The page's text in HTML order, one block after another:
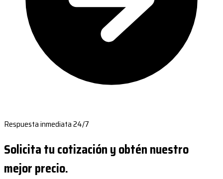
Respuesta inmediata 24/7
Solicita tu cotización y obtén nuestro
mejor precio.